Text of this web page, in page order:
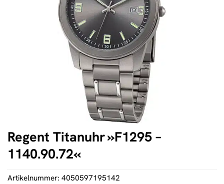
Regent Titanuhr »F1295 –
1140.90.72«
Artikelnummer: 4050597195142